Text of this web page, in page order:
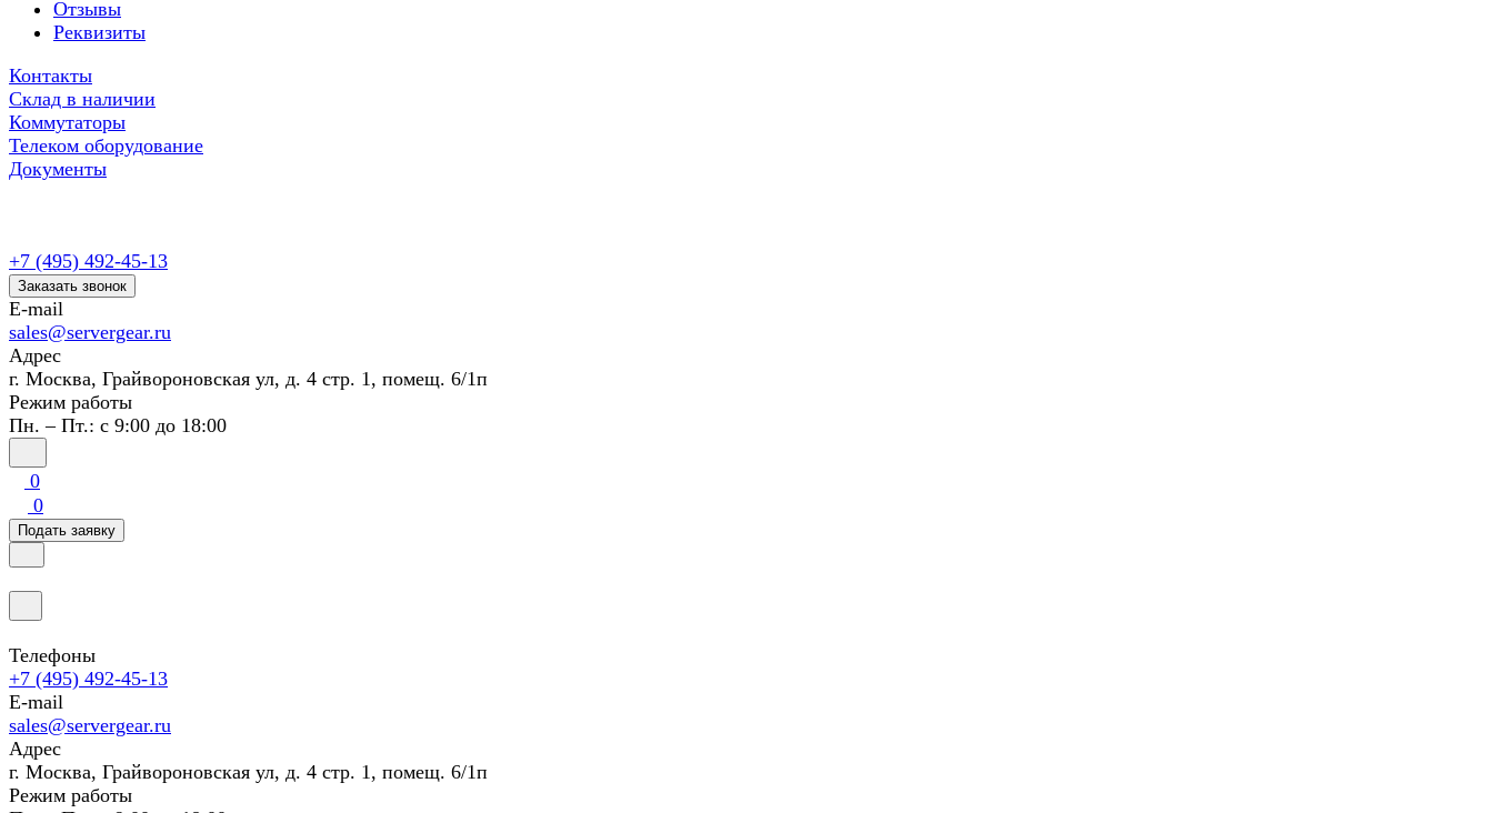
Отзывы
Реквизиты
Контакты
Склад в наличии
Коммутаторы
Телеком оборудование
Документы
+7 (495) 492-45-13
Заказать звонок
E-mail
sales@servergear.ru
Адрес
г. Москва, Грайвороновская ул, д. 4 стр. 1, помещ. 6/1п
Режим работы
Пн. – Пт.: с 9:00 до 18:00
0
0
Подать заявку
Телефоны
+7 (495) 492-45-13
E-mail
sales@servergear.ru
Адрес
г. Москва, Грайвороновская ул, д. 4 стр. 1, помещ. 6/1п
Режим работы